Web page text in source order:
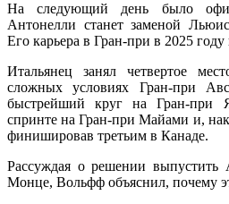
На следующий день было
Антонелли станет заменой
Его карьера в Гран-при в 2025
Итальянец занял четвертое
сложных условиях Гран-при
быстрейший круг на Гран-при
спринте на Гран-при Майами и,
финишировав третьим в Канаде.
Рассуждая о решении выпустить
Монце, Вольфф объяснил, почему